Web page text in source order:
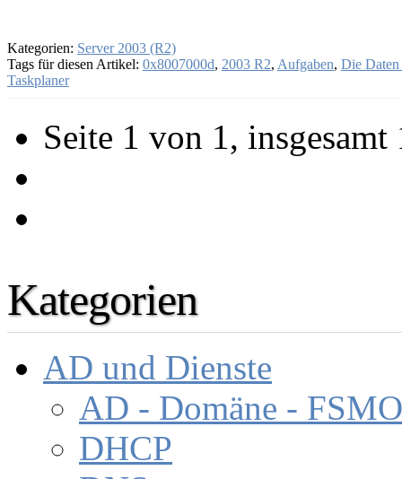
Kategorien: Server 2003 (R2)
Tags für diesen Artikel: 0x8007000d, 2003 R2, Aufgaben, Die
Taskplaner
Seite 1 von 1, insgesamt
Kategorien
AD und Dienste
AD - Domäne - FSMO
DHCP